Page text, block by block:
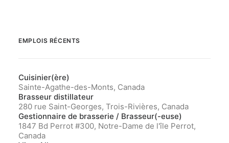
EMPLOIS RÉCENTS
Cuisinier(ère)
Sainte-Agathe-des-Monts, Canada
Brasseur distillateur
280 rue Saint-Georges, Trois-Rivières, Canada
Gestionnaire de brasserie / Brasseur(-euse)
1847 Bd Perrot #300, Notre-Dame de l'île Perrot,
Canada